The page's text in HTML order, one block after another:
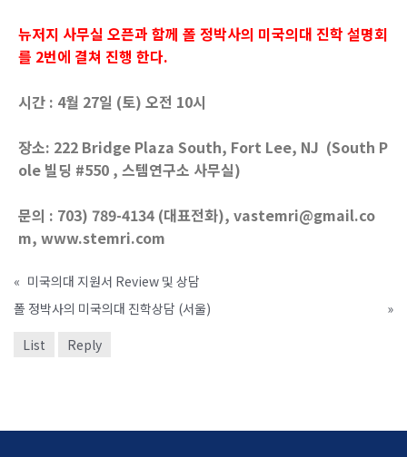
뉴저지 사무실 오픈과 함께 폴 정박사의 미국의대 진학 설명회
를 2번에 결쳐 진행 한다.
시간 : 4월 27일 (토) 오전 10시
장소: 222 Bridge Plaza South, Fort Lee, NJ (South P
ole 빌딩 #550 , 스템연구소 사무실)
문의 : 703) 789-4134 (대표전화), vastemri@gmail.co
m, www.stemri.com
« 미국의대 지원서 Review 및 상담
폴 정박사의 미국의대 진학상담 (서울)
»
List
Reply